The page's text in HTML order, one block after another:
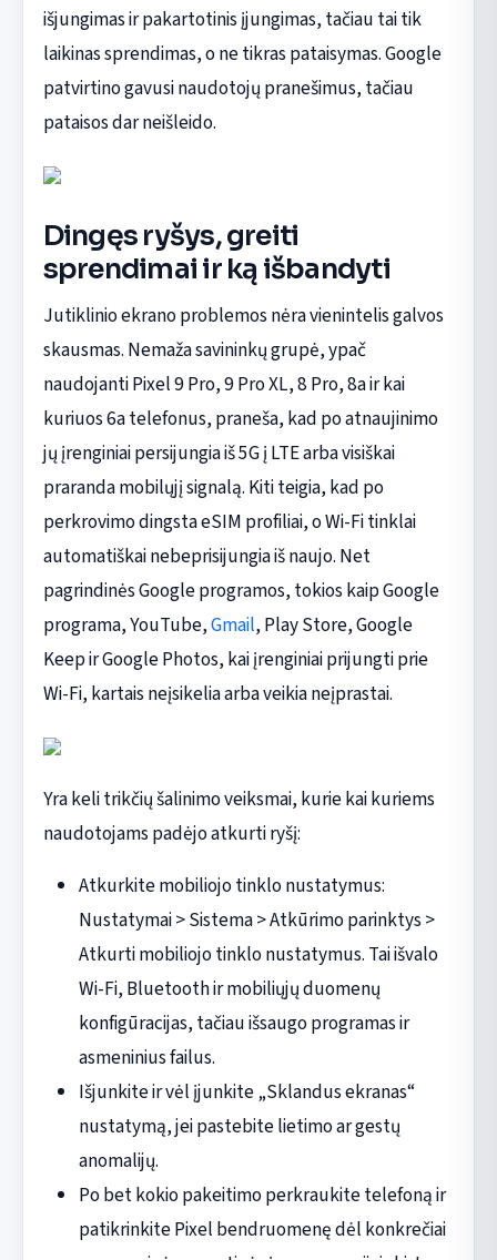
išjungimas ir pakartotinis įjungimas, tačiau tai tik
laikinas sprendimas, o ne tikras pataisymas. Google
patvirtino gavusi naudotojų pranešimus, tačiau
pataisos dar neišleido.
Dingęs ryšys, greiti
sprendimai ir ką išbandyti
Jutiklinio ekrano problemos nėra vienintelis galvos
skausmas. Nemaža savininkų grupė, ypač
naudojanti Pixel 9 Pro, 9 Pro XL, 8 Pro, 8a ir kai
kuriuos 6a telefonus, praneša, kad po atnaujinimo
jų įrenginiai persijungia iš 5G į LTE arba visiškai
praranda mobilųjį signalą. Kiti teigia, kad po
perkrovimo dingsta eSIM profiliai, o Wi-Fi tinklai
automatiškai nebeprisijungia iš naujo. Net
pagrindinės Google programos, tokios kaip Google
programa, YouTube,Gmail, Play Store, Google
Keep ir Google Photos, kai įrenginiai prijungti prie
Wi-Fi, kartais neįsikelia arba veikia neįprastai.
Yra keli trikčių šalinimo veiksmai, kurie kai kuriems
naudotojams padėjo atkurti ryšį:
Atkurkite mobiliojo tinklo nustatymus:
Nustatymai > Sistema > Atkūrimo parinktys >
Atkurti mobiliojo tinklo nustatymus. Tai išvalo
Wi-Fi, Bluetooth ir mobiliųjų duomenų
konfigūracijas, tačiau išsaugo programas ir
asmeninius failus.
Išjunkite ir vėl įjunkite „Sklandus ekranas“
nustatymą, jei pastebite lietimo ar gestų
anomalijų.
Po bet kokio pakeitimo perkraukite telefoną ir
patikrinkite Pixel bendruomenę dėl konkrečiai